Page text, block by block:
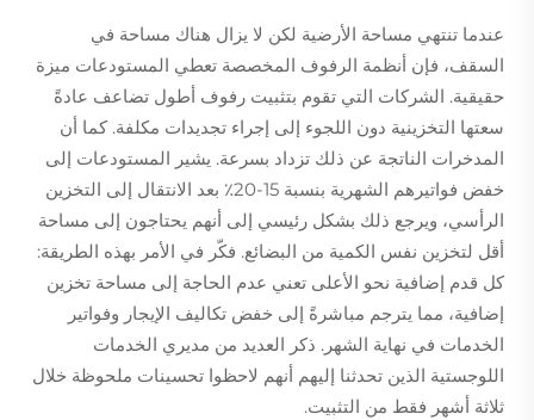
عندما تنتهي مساحة الأرضية لكن لا يزال هناك مساحة في
السقف، فإن أنظمة الرفوف المخصصة تعطي المستودعات ميزة
حقيقية. الشركات التي تقوم بتثبيت رفوف أطول تضاعف عادةً
سعتها التخزينية دون اللجوء إلى إجراء تجديدات مكلفة. كما أن
المدخرات الناتجة عن ذلك تزداد بسرعة. يشير المستودعات إلى
خفض فواتيرهم الشهرية بنسبة 15-20٪ بعد الانتقال إلى التخزين
الرأسي، ويرجع ذلك بشكل رئيسي إلى أنهم يحتاجون إلى مساحة
أقل لتخزين نفس الكمية من البضائع. فكّر في الأمر بهذه الطريقة:
كل قدم إضافية نحو الأعلى تعني عدم الحاجة إلى مساحة تخزين
إضافية، مما يترجم مباشرةً إلى خفض تكاليف الإيجار وفواتير
الخدمات في نهاية الشهر. ذكر العديد من مديري الخدمات
اللوجستية الذين تحدثنا إليهم أنهم لاحظوا تحسينات ملحوظة خلال
ثلاثة أشهر فقط من التثبيت.